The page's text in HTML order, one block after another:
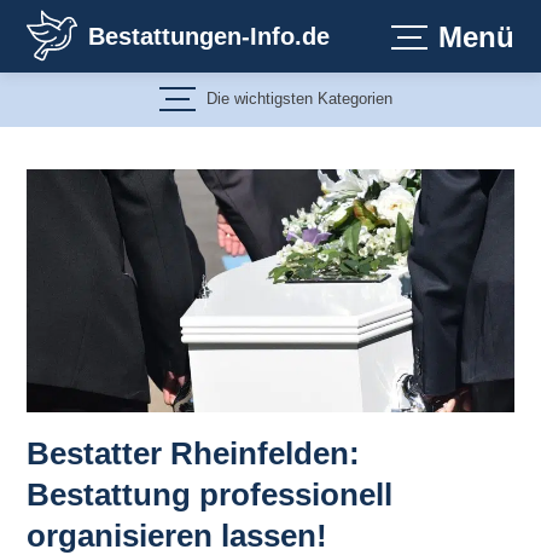
Inhalt
springen
Bestattungen-Info.de Menü
Die wichtigsten Kategorien
Bestatter Rheinfelden:
Bestattung professionell
organisieren lassen!